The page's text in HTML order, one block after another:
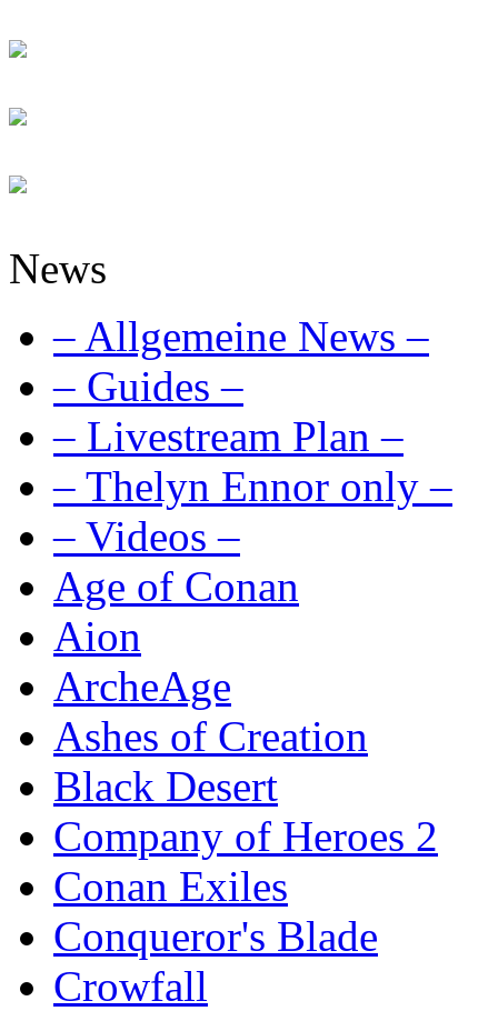
News
– Allgemeine News –
– Guides –
– Livestream Plan –
– Thelyn Ennor only –
– Videos –
Age of Conan
Aion
ArcheAge
Ashes of Creation
Black Desert
Company of Heroes 2
Conan Exiles
Conqueror's Blade
Crowfall